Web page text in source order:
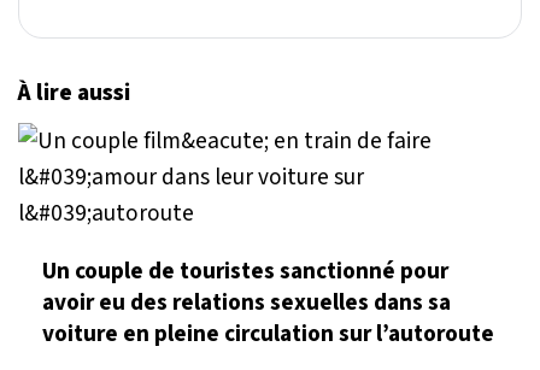
À lire aussi
Un couple de touristes sanctionné pour
avoir eu des relations sexuelles dans sa
voiture en pleine circulation sur l’autoroute